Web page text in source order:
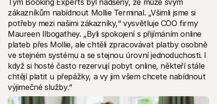
zákazníkům nabídnout Mollie Terminal. „Všimli jsme si
potřeby mezi našimi zákazníky,“ vysvětluje COO firmy
Maureen Ilbogathey. „Byli spokojení s přijímáním online
plateb přes Mollie, ale chtěli zpracovávat platby osobně
ve stejném systému a se stejnou úrovní jednoduchosti. I
když si hosté často rezervují pobyt online, někteří stále
chtějí platit u přepážky, a vy jim všem chcete nabídnout
výjimečné služby.“